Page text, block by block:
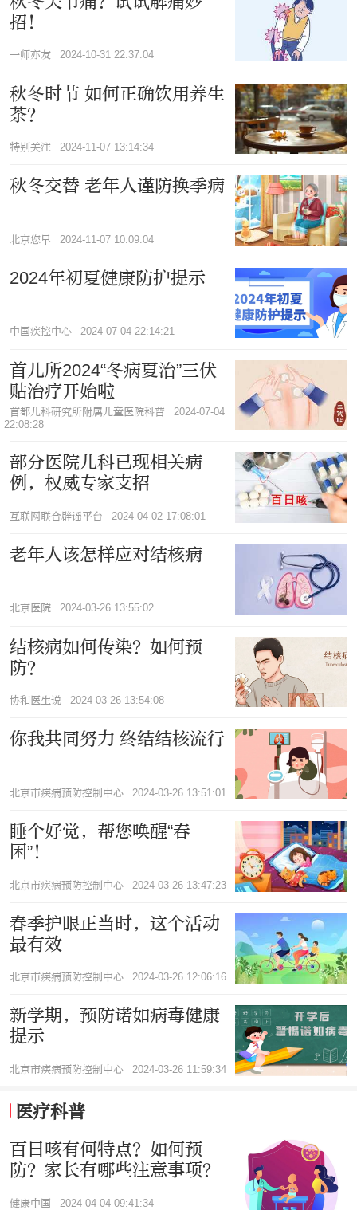
招！
一师亦友 2024-10-31 22:37:04
秋冬时节 如何正确饮用养生
茶？
特别关注 2024-11-07 13:14:34
秋冬交替 老年人谨防换季病
北京您早 2024-11-07 10:09:04
2024年初夏健康防护提示
中国疾控中心 2024-07-04 22:14:21
首儿所2024“冬病夏治”三伏
贴治疗开始啦
首都儿科研究所附属儿童医院科普
2024-07-04
22:08:28
部分医院儿科已现相关病
例，权威专家支招
互联网联合辟谣平台 2024-04-02 17:08:01
老年人该怎样应对结核病
北京医院 2024-03-26 13:55:02
结核病如何传染？如何预
防？
协和医生说 2024-03-26 13:54:08
你我共同努力 终结结核流行
北京市疾病预防控制中心 2024-03-26 13:51:01
睡个好觉，帮您唤醒“春
困”！
北京市疾病预防控制中心 2024-03-26 13:47:23
春季护眼正当时，这个活动
最有效
北京市疾病预防控制中心 2024-03-26 12:06:16
新学期，预防诺如病毒健康
提示
北京市疾病预防控制中心 2024-03-26 11:59:34
医疗科普
百日咳有何特点？如何预
防？家长有哪些注意事项？
健康中国 2024-04-04 09:41:34